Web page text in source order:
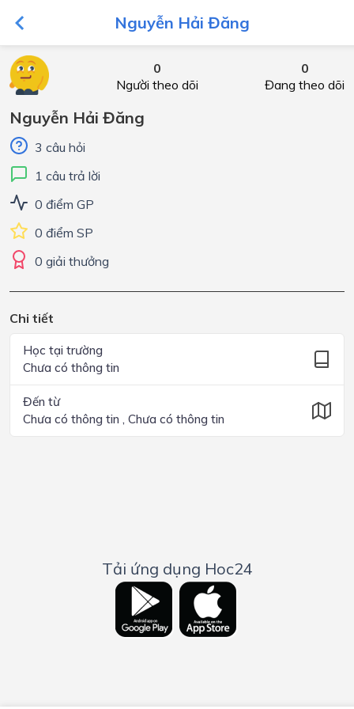
Nguyễn Hải Đăng
0
Người theo dõi
0
Đang theo dõi
Nguyễn Hải Đăng
3 câu hỏi
1 câu trả lời
0 điểm GP
0 điểm SP
0 giải thưởng
Chi tiết
Học tại trường
Chưa có thông tin
Đến từ
Chưa có thông tin , Chưa có thông tin
Tải ứng dụng Hoc24